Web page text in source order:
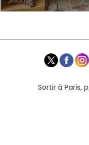
Sortir à Paris,